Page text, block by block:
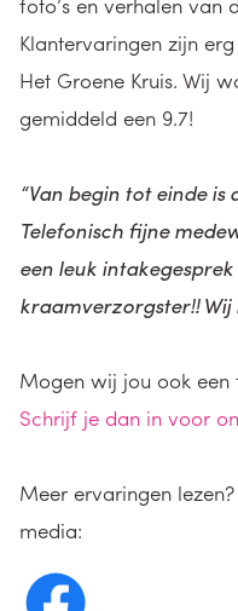
Klantervaringen zijn
Het Groene Kruis. Wij
gemiddeld een 9.7!
“Van begin tot einde is
Telefonisch fijne
een leuk
kraamverzorgster!! Wij
Mogen wij jou ook
Schrijf je dan in voor
Meer ervaringen
media: